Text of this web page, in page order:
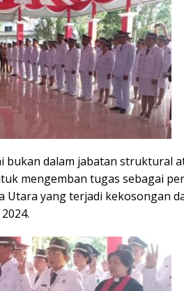
bukan dalam jabatan struktural
mengemban tugas sebagai
Utara yang terjadi kekosongan